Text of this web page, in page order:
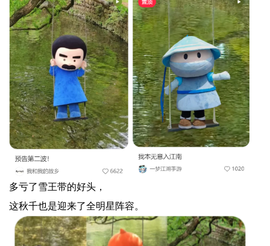
多亏了雪王带的好头，
这秋千也是迎来了全明星阵容。